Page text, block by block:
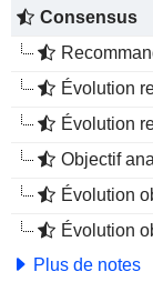
Consensus
Évolution
Évolution
Objectif
Évolution
Évolution
Plus de notes